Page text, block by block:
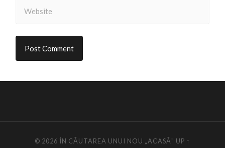
© 2026 ÎN CĂUTAREA UNUI NOU „ACASĂ" UP ↑